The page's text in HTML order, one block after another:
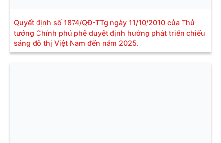
Quyết định số 1874/QĐ-TTg ngày 11/10/2010 của Thủ
tướng Chính phủ phê duyệt định hướng phát triển chiếu
sáng đô thị Việt Nam đến năm 2025.